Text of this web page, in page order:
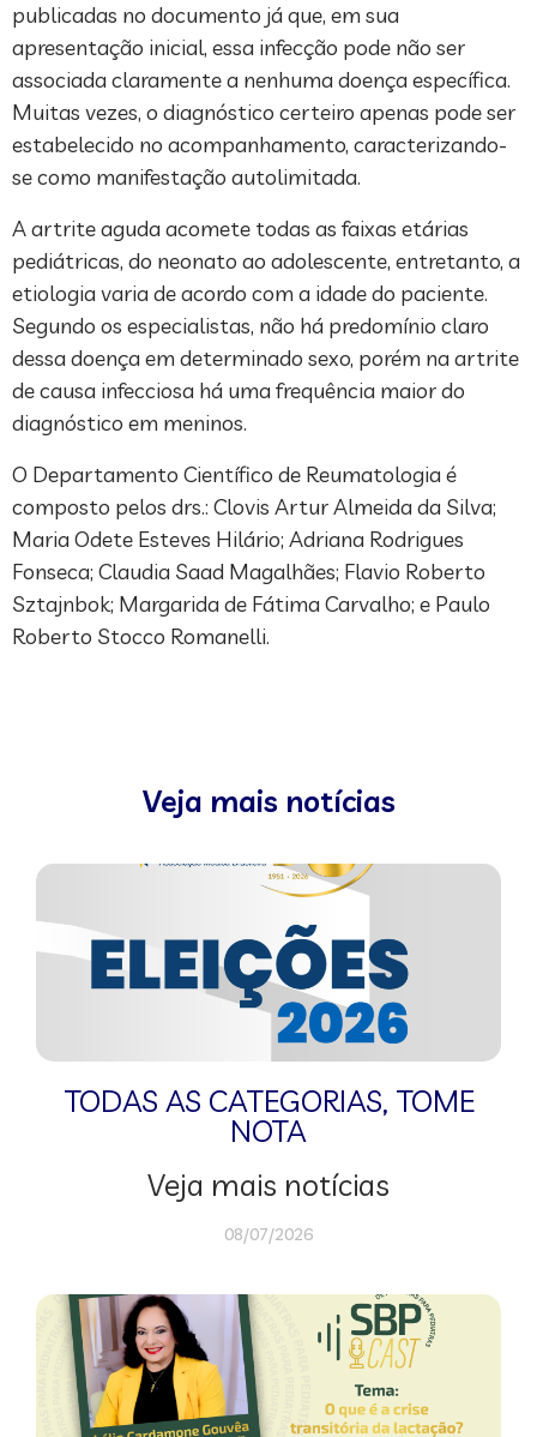
publicadas no documento já que, em sua
apresentação inicial, essa infecção pode não ser
associada claramente a nenhuma doença específica.
Muitas vezes, o diagnóstico certeiro apenas pode ser
estabelecido no acompanhamento, caracterizando-
se como manifestação autolimitada.
A artrite aguda acomete todas as faixas etárias
pediátricas, do neonato ao adolescente, entretanto, a
etiologia varia de acordo com a idade do paciente.
Segundo os especialistas, não há predomínio claro
dessa doença em determinado sexo, porém na artrite
de causa infecciosa há uma frequência maior do
diagnóstico em meninos.
O Departamento Científico de Reumatologia é
composto pelos drs.: Clovis Artur Almeida da Silva;
Maria Odete Esteves Hilário; Adriana Rodrigues
Fonseca; Claudia Saad Magalhães; Flavio Roberto
Sztajnbok; Margarida de Fátima Carvalho; e Paulo
Roberto Stocco Romanelli.
Veja mais notícias
TODAS AS CATEGORIAS, TOME
NOTA
Veja mais notícias
08/07/2026